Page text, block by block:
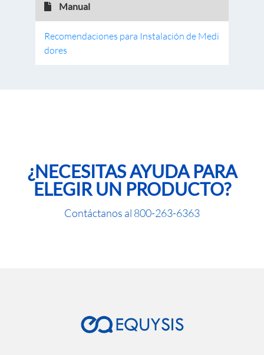
Manual
Recomendaciones para Instalación de Medi
dores
¿NECESITAS AYUDA PARA
ELEGIR UN PRODUCTO?
Contáctanos al 800-263-6363